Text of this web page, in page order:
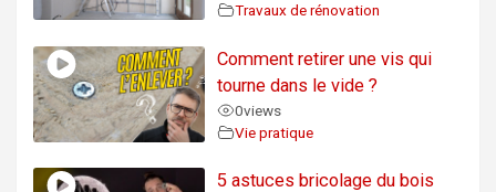
Travaux de rénovation
Comment retirer une vis qui
tourne dans le vide ?
0views
Vie pratique
5 astuces bricolage du bois